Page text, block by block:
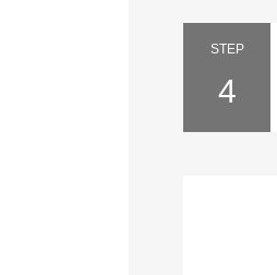
STEP
4